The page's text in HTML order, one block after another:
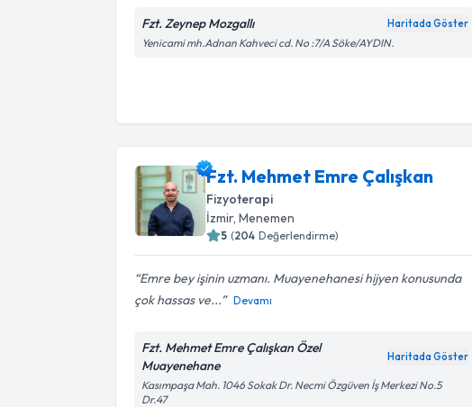
Fzt. Zeynep Mozgallı Haritada Göster
Yenicami mh.Adnan Kahveci cd. No :7/A Söke/AYDIN.
Fzt. Mehmet Emre Çalışkan
Fizyoterapi
İzmir, Menemen
5 (204 Değerlendirme)
Emre bey işinin uzmanı. Muayenehanesi hijyen konusunda
çok hassas ve...
Devamı
Fzt. Mehmet Emre Çalışkan Özel
Muayenehane
Haritada Göster
Kasımpaşa Mah. 1046 Sokak Dr. Necmi Özgüven İş Merkezi No.5
Dr.47